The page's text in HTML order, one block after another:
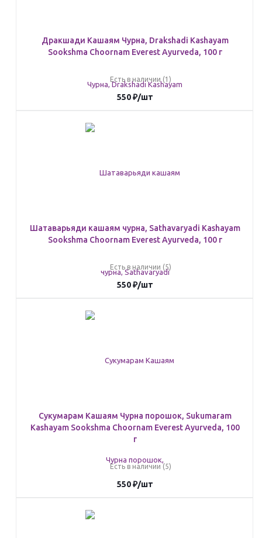
Дракшади Кашаям Чурна, Drakshadi Kashayam
Sookshma Choornam Everest Ayurveda, 100 г
Есть в наличии (1)
550₽/шт
Шатаварьяди кашаям чурна, Sathavaryadi Kashayam
Sookshma Choornam Everest Ayurveda, 100 г
Есть в наличии (5)
550₽/шт
Сукумарам Кашаям Чурна порошок, Sukumaram
Kashayam Sookshma Choornam Everest Ayurveda, 100
г
Есть в наличии (5)
550₽/шт